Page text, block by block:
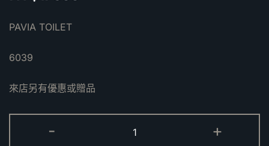
PAVIA TOILET
6039
來店另有優惠或贈品
-
單
+